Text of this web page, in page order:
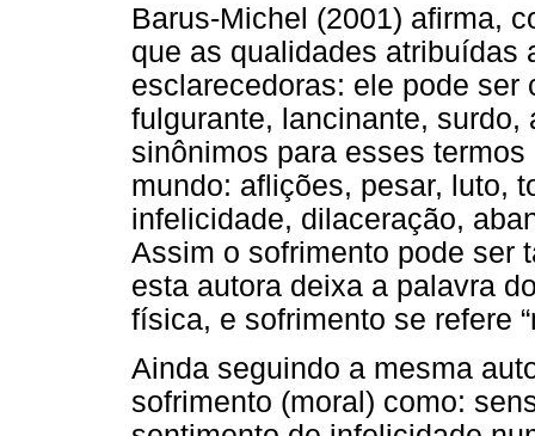
Barus-Michel (2001) afirma,
que as qualidades atribuídas
esclarecedoras: ele pode ser
fulgurante, lancinante,
sinônimos para esses
mundo: aflições, pesar, luto,
infelicidade, dilaceração,
Assim o sofrimento pode ser
esta autora deixa a palavra
física, e sofrimento se refere
Ainda seguindo a mesma
sofrimento (moral) como: